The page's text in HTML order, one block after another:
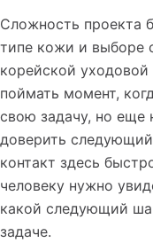
Сложность проекта
типе кожи и выборе
корейской
поймать момент,
свою задачу, но еще
доверить
контакт здесь
человеку нужно
какой следующий
задаче.